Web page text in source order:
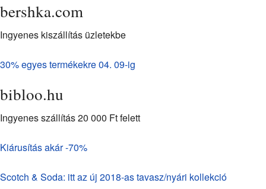
bershka.com
Ingyenes kiszállítás üzletekbe
30% egyes termékekre 04. 09-ig
bibloo.hu
Ingyenes szállítás 20 000 Ft felett
Kiárusítás akár -70%
Scotch & Soda: itt az új 2018-as tavasz/nyári kollekció